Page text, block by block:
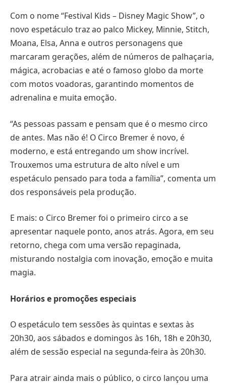
Com o nome “Festival Kids – Disney Magic Show”, o
novo espetáculo traz ao palco Mickey, Minnie, Stitch,
Moana, Elsa, Anna e outros personagens que
marcaram gerações, além de números de palhaçaria,
mágica, acrobacias e até o famoso globo da morte
com motos voadoras, garantindo momentos de
adrenalina e muita emoção.
“As pessoas passam e pensam que é o mesmo circo
de antes. Mas não é! O Circo Bremer é novo, é
moderno, e está entregando um show incrível.
Trouxemos uma estrutura de alto nível e um
espetáculo pensado para toda a família”, comenta um
dos responsáveis pela produção.
E mais: o Circo Bremer foi o primeiro circo a se
apresentar naquele ponto, anos atrás. Agora, em seu
retorno, chega com uma versão repaginada,
misturando nostalgia com inovação, emoção e muita
magia.
Horários e promoções especiais
O espetáculo tem sessões às quintas e sextas às
20h30, aos sábados e domingos às 16h, 18h e 20h30,
além de sessão especial na segunda-feira às 20h30.
Para atrair ainda mais o público, o circo lançou uma